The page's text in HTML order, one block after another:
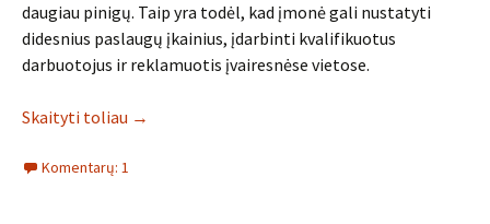
daugiau pinigų. Taip yra todėl, kad įmonė gali nustatyti
didesnius paslaugų įkainius, įdarbinti kvalifikuotus
darbuotojus ir reklamuotis įvairesnėse vietose.
Skaityti toliau →
Komentarų: 1